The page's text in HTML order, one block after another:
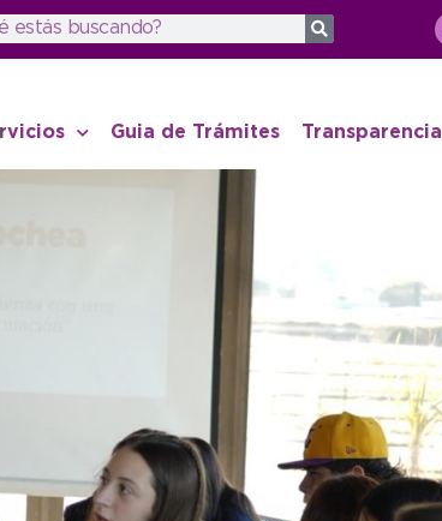
Guia de Trámites Transparencia